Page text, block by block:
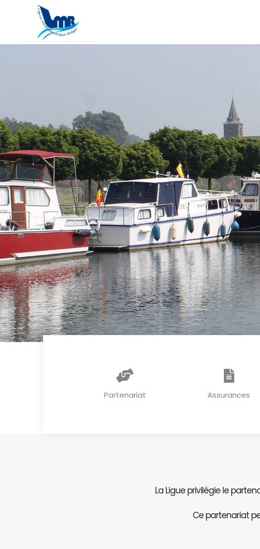
Partenariat Assurances
La Ligue privilégie le
Ce partenariat